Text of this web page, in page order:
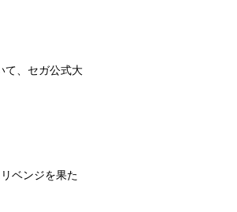
て、セガ公式大
ベンジを果た